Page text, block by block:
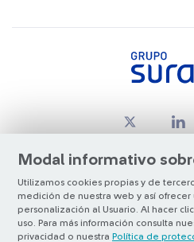
Modal informativo
Utilizamos cookies propias y de
medición de nuestra web y así
personalización al Usuario. Al hacer
uso. Para más información consulta
privacidad o nuestra Política de
© Copyright